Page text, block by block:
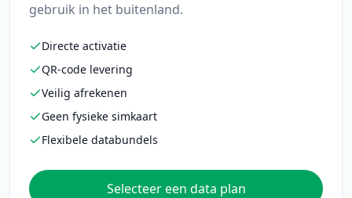
gebruik in het buitenland.
Directe activatie
QR-code levering
Veilig afrekenen
Geen fysieke simkaart
Flexibele databundels
Selecteer een data plan